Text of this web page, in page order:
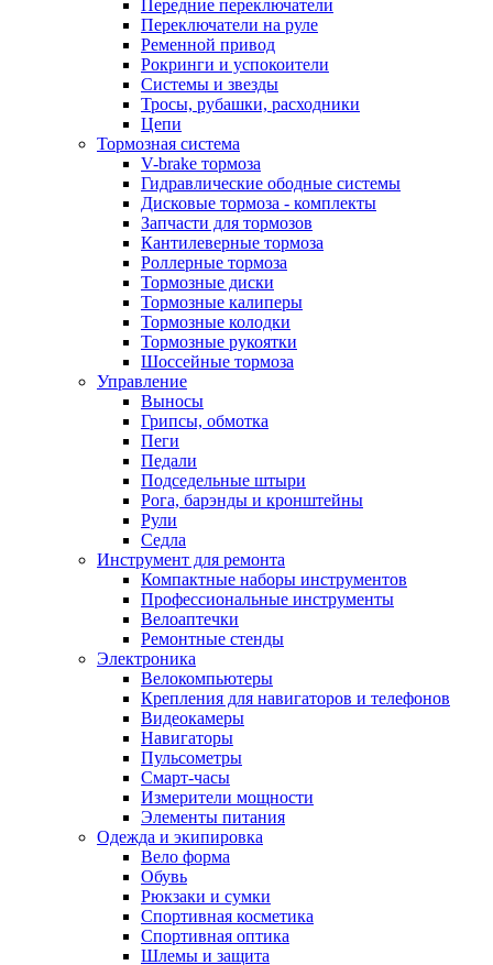
Передние переключатели
Переключатели на руле
Ременной привод
Рокринги и успокоители
Системы и звезды
Тросы, рубашки, расходники
Цепи
Тормозная система
V-brake тормоза
Гидравлические ободные системы
Дисковые тормоза - комплекты
Запчасти для тормозов
Кантилеверные тормоза
Роллерные тормоза
Тормозные диски
Тормозные калиперы
Тормозные колодки
Тормозные рукоятки
Шоссейные тормоза
Управление
Выносы
Грипсы, обмотка
Пеги
Педали
Подседельные штыри
Рога, барэнды и кронштейны
Рули
Седла
Инструмент для ремонта
Компактные наборы инструментов
Профессиональные инструменты
Велоаптечки
Ремонтные стенды
Электроника
Велокомпьютеры
Крепления для навигаторов и телефонов
Видеокамеры
Навигаторы
Пульсометры
Смарт-часы
Измерители мощности
Элементы питания
Одежда и экипировка
Вело форма
Обувь
Рюкзаки и сумки
Спортивная косметика
Спортивная оптика
Шлемы и защита